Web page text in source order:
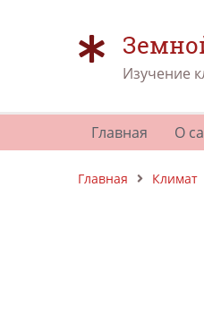
Изучение
Главная О
Главная Климат